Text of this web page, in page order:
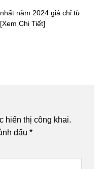
năm 2024 giá chỉ từ
Chi Tiết]
hiển thị công khai.
dấu *